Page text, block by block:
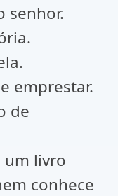
senhor.
emprestar.
de
um livro
conhece